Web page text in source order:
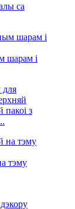
са
шарам і
пакоі з
тэму